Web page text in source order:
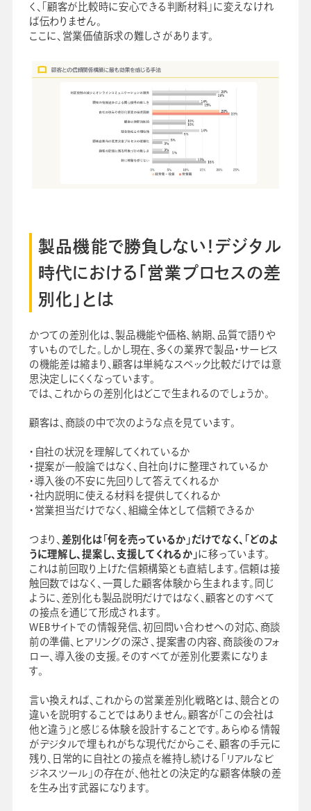
く、「顧客が比較時に安心できる判断材料」に変えなけれ
ば伝わりません。
ここに、営業価値訴求の難しさがあります。
製品機能で勝負しない！デジタル
時代における「営業プロセスの差
別化」とは
かつての差別化は、製品機能や価格、納期、品質で語りや
すいものでした。しかし現在、多くの業界で製品・サービス
の機能差は縮まり、顧客は単純なスペック比較だけでは意
思決定しにくくなっています。
では、これからの差別化はどこで生まれるのでしょうか。
顧客は、商談の中で次のような点を見ています。
・自社の状況を理解してくれているか
・提案が一般論ではなく、自社向けに整理されているか
・導入後の不安に先回りして答えてくれるか
・社内説明に使える材料を提供してくれるか
・営業担当だけでなく、組織全体として信頼できるか
つまり、 差別化は「何を売っているか」だけでなく、「どのよ
うに理解し、提案し、支援してくれるか」に移っています。
これは前回取り上げた信頼構築とも直結します。信頼は接
触回数ではなく、一貫した顧客体験から生まれます。同じ
ように、差別化も製品説明だけではなく、顧客とのすべて
の接点を通じて形成されます。
WEBサイトでの情報発信、初回問い合わせへの対応、商談
前の準備、ヒアリングの深さ、提案書の内容、商談後のフォ
ロー、導入後の支援。そのすべてが差別化要素になりま
す。
言い換えれば、これからの営業差別化戦略とは、競合との
違いを説明することではありません。顧客が「この会社は
他と違う」と感じる体験を設計することです。あらゆる情報
がデジタルで埋もれがちな現代だからこそ、顧客の手元に
残り、日常的に自社との接点を維持し続ける「リアルなビ
ジネスツール」の存在が、他社との決定的な顧客体験の差
を生み出す武器になります。